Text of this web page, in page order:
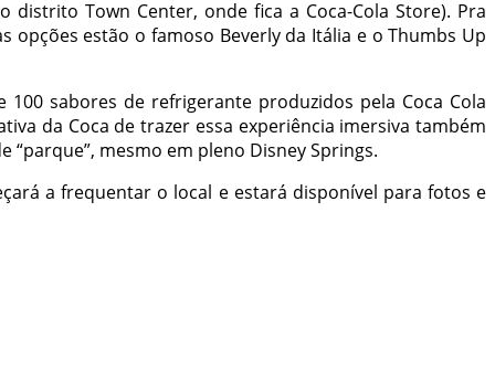
Town Center, onde fica a Coca-Cola Store). Pra
estão o famoso Beverly da Itália e o Thumbs Up
sabores de refrigerante produzidos pela Coca Cola
da Coca de trazer essa experiência imersiva também
mesmo em pleno Disney Springs.
a frequentar o local e estará disponível para fotos e